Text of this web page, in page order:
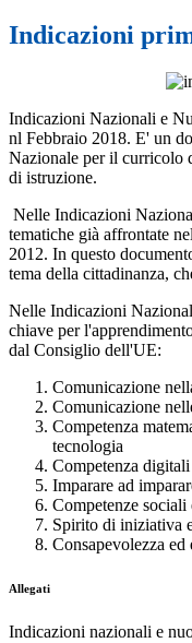
Indicazioni
Indicazioni Nazionali e
nl Febbraio 2018. E' un
Nazionale per il curricolo
di istruzione.
Nelle Indicazioni
tematiche già affrontate
2012. In questo
tema della cittadinanza,
Nelle Indicazioni
chiave per
dal Consiglio dell'UE:
Comunicazione
Comunicazione
Competenza
tecnologia
Competenza digitali
Imparare ad
Competenze
Spirito di iniziativa
Consapevolezza ed
Allegati
Indicazioni nazionali e